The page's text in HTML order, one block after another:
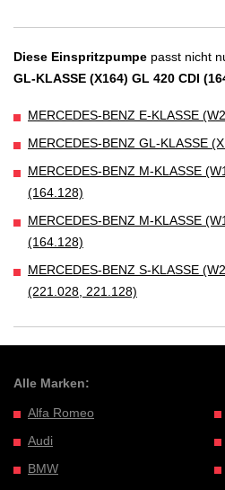
Diese Einspritzpumpe passt nicht
GL-KLASSE (X164) GL 420 CDI
MERCEDES-BENZ E-KLASSE
MERCEDES-BENZ GL-KLASSE
MERCEDES-BENZ M-KLASSE
(164.128)
MERCEDES-BENZ M-KLASSE
(164.128)
MERCEDES-BENZ S-KLASSE
(221.028, 221.128)
Alle Marken:
Alfa Romeo
Audi
BMW